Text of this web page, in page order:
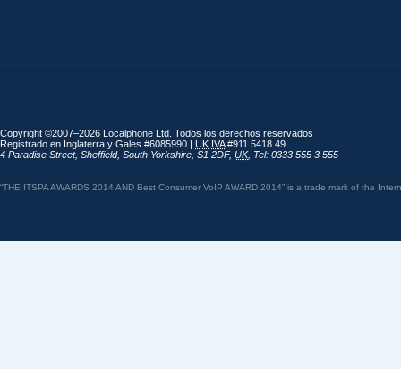
Copyright ©2007–2026 Localphone Ltd . Todos los derechos reservados
Registrado en Inglaterra y Gales #6085990 | UK IVA#911 5418 49
4 Paradise Street, Sheffield, South Yorkshire S1 2DF, UK, Tel: 0333 555 3 555
“THE ITSPA AWARDS 2014 AND Best Consumer VoIP AWARD 2014” is a trade mark of the